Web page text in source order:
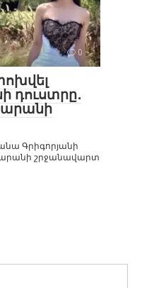
0
դուստրը․
Գրիգորյանի
շրջանավարտ